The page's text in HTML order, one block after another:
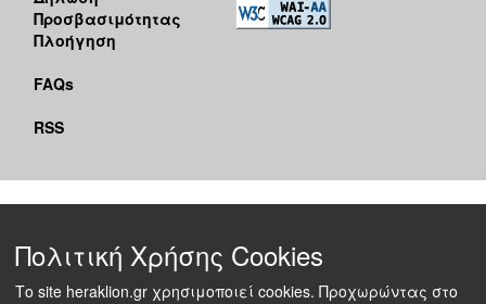
Προσβασιμότητας
Πλοήγηση
FAQs
RSS
Πολιτική Χρήσης Cookies
Το site heraklion.gr χρησιμοποιεί cookies. Προχωρώντας στο